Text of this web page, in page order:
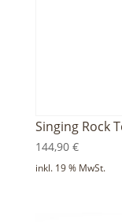
Singing Rock
144,90 €
inkl. 19 % MwSt.